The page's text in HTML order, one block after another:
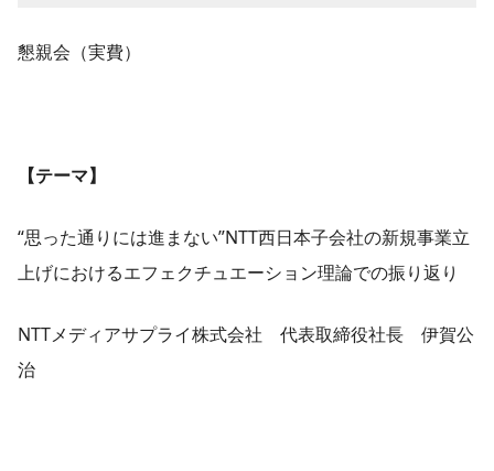
懇親会（実費）
【テーマ】
“思った通りには進まない”NTT西日本子会社の新規事業立
上げにおけるエフェクチュエーション理論での振り返り
NTTメディアサプライ株式会社 代表取締役社長 伊賀公
治